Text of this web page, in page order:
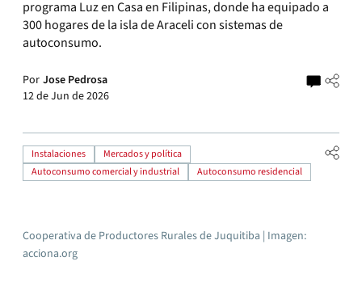
programa Luz en Casa en Filipinas, donde ha equipado a
300 hogares de la isla de Araceli con sistemas de
autoconsumo.
Por Jose Pedrosa
12 de Jun de 2026
Instalaciones
Mercados y política
Autoconsumo comercial y industrial
Autoconsumo residencial
Cooperativa de Productores Rurales de Juquitiba | Imagen:
acciona.org